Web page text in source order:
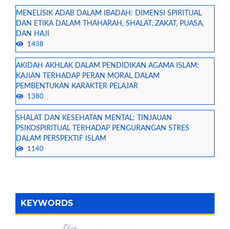
MENELISIK ADAB DALAM IBADAH: DIMENSI SPIRITUAL
DAN ETIKA DALAM THAHARAH, SHALAT, ZAKAT, PUASA,
DAN HAJI
1438
AKIDAH AKHLAK DALAM PENDIDIKAN AGAMA ISLAM:
KAJIAN TERHADAP PERAN MORAL DALAM
PEMBENTUKAN KARAKTER PELAJAR
1380
SHALAT DAN KESEHATAN MENTAL: TINJAUAN
PSIKOSPIRITUAL TERHADAP PENGURANGAN STRES
DALAM PERSPEKTIF ISLAM
1140
KEYWORDS